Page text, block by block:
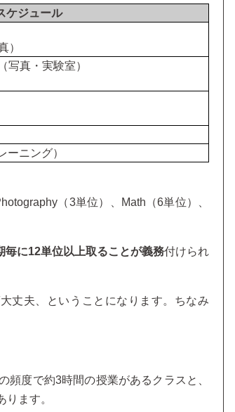
ケジュール
）
写真・実験室）
ーニング）
（3単位）、Math（6単位）、
毎に12単位以上取ることが義務付けられ
丈夫、ということになります。ちなみ
頻度で約3時間の授業があるクラスと、
ます。